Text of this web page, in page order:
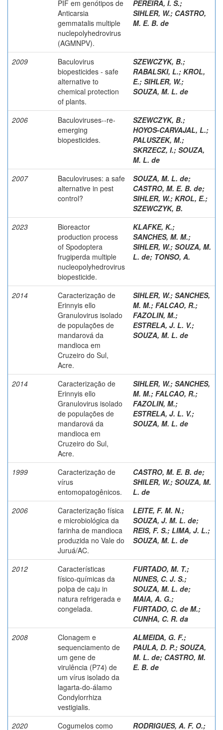
PIF em genótipos de
Anticarsia
gemmatalis multiple
nuclepolyhedrovirus
(AGMNPV).
PEREIRA, I. S.;
SIHLER, W.; CASTRO,
M. E. B. de
2009
Baculovirus
biopesticides - safe
alternative to
chemical protection
of plants.
SZEWCZYK, B.;
RABALSKI, L.; KROL,
E.; SIHLER, W.;
SOUZA, M. L. de
2006
Baculoviruses--re-
emerging
biopesticides.
SZEWCZYK, B.;
HOYOS-CARVAJAL, L.;
PALUSZEK, M.;
SKRZECZ, I.; SOUZA,
M. L. de
2007
Baculoviruses: a safe
alternative in pest
control?
SOUZA, M. L. de;
CASTRO, M. E. B. de;
SIHLER, W.; KROL, E.;
SZEWCZYK, B.
2023
Bioreactor
production process
of Spodoptera
frugiperda multiple
nucleopolyhedrovirus
biopesticide.
KLAFKE, K.;
SANCHES, M. M.;
SIHLER, W.; SOUZA, M.
L. de; TONSO, A.
2014
Caracterização de
Erinnyis ello
Granulovirus isolado
de populações de
mandarová da
mandioca em
Cruzeiro do Sul,
Acre.
SIHLER, W.; SANCHES,
M. M.; FALCAO, R.;
FAZOLIN, M.;
ESTRELA, J. L. V.;
SOUZA, M. L. de
2014
Caracterização de
Erinnyis ello
Granulovirus isolado
de populações de
mandarová da
mandioca em
Cruzeiro do Sul,
Acre.
SIHLER, W.; SANCHES,
M. M.; FALCAO, R.;
FAZOLIN, M.;
ESTRELA, J. L. V.;
SOUZA, M. L. de
1999
Caracterização de
vírus
entomopatogênicos.
CASTRO, M. E. B. de;
SHILER, W.; SOUZA, M.
L. de
2006
Caracterização física
e microbiológica da
farinha de mandioca
produzida no Vale do
Juruá/AC.
LEITE, F. M. N.;
SOUZA, J. M. L. de;
REIS, F. S.; LIMA, J. L.;
SOUZA, M. L. de
2012
Características
físico-químicas da
polpa de caju in
natura refrigerada e
congelada.
FURTADO, M. T.;
NUNES, C. J. S.;
SOUZA, M. L. de;
MAIA, A. G.;
FURTADO, C. de M.;
CUNHA, C. R. da
2008
Clonagem e
sequenciamento de
um gene de
virulência (P74) de
um vírus isolado da
lagarta-do-álamo
Condylorrhiza
vestigialis.
ALMEIDA, G. F.;
PAULA, D. P.; SOUZA,
M. L. de; CASTRO, M.
E. B. de
2020 Cogumelos como RODRIGUES, A. F. O.;